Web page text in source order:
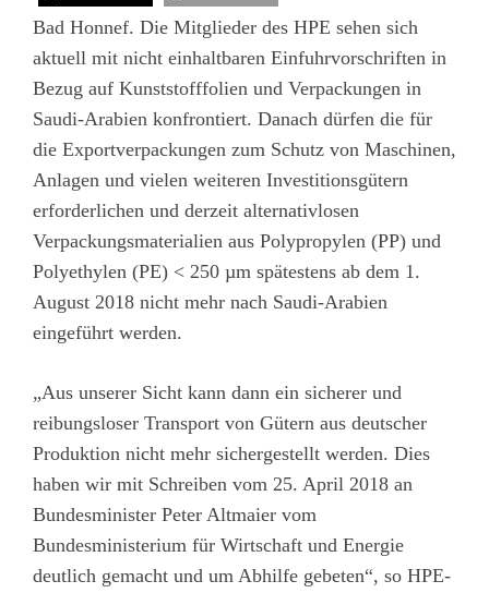
Bad Honnef. Die Mitglieder des HPE sehen sich
aktuell mit nicht einhaltbaren Einfuhrvorschriften in
Bezug auf Kunststofffolien und Verpackungen in
Saudi-Arabien konfrontiert. Danach dürfen die für
die Exportverpackungen zum Schutz von Maschinen,
Anlagen und vielen weiteren Investitionsgütern
erforderlichen und derzeit alternativlosen
Verpackungsmaterialien aus Polypropylen (PP) und
Polyethylen (PE) < 250 µm spätestens ab dem 1.
August 2018 nicht mehr nach Saudi-Arabien
eingeführt werden.
„Aus unserer Sicht kann dann ein sicherer und
reibungsloser Transport von Gütern aus deutscher
Produktion nicht mehr sichergestellt werden. Dies
haben wir mit Schreiben vom 25. April 2018 an
Bundesminister Peter Altmaier vom
Bundesministerium für Wirtschaft und Energie
deutlich gemacht und um Abhilfe gebeten“, so HPE-